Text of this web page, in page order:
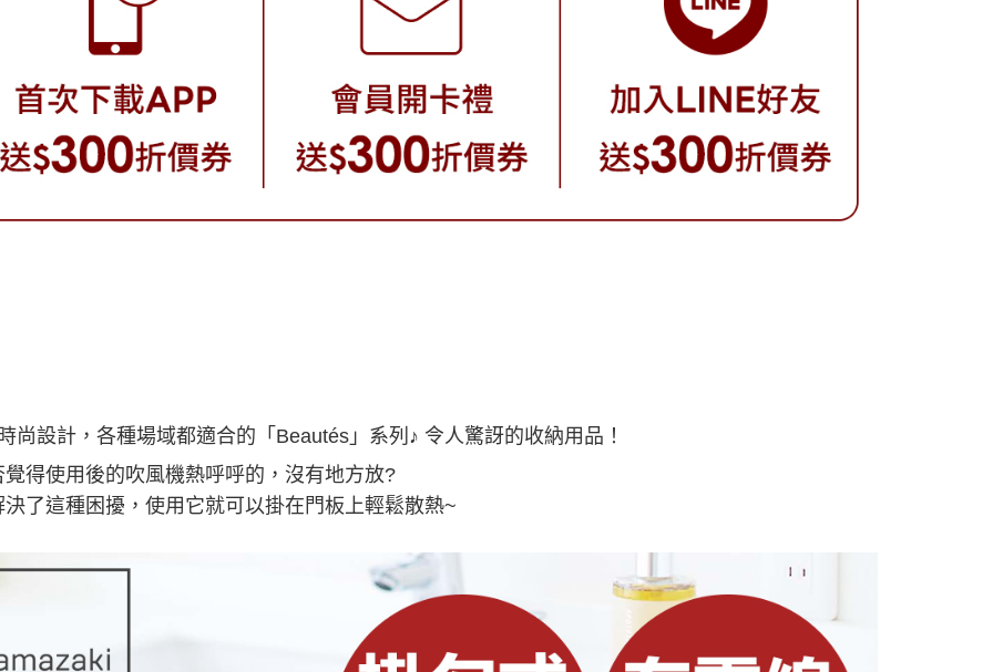
尚設計，各種場域都適合的「Beautés」系列♪ 令人驚訝的收納用品！
覺得使用後的吹風機熱呼呼的，沒有地方放?
決了這種困擾，使用它就可以掛在門板上輕鬆散熱~